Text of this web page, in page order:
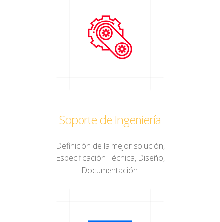
Soporte de Ingeniería
Definición de la mejor solución,
Especificación Técnica, Diseño,
Documentación.